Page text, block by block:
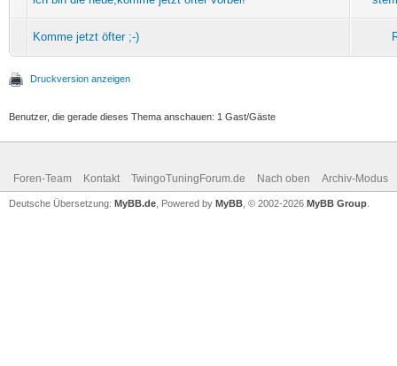
Komme jetzt öfter ;-)
Druckversion anzeigen
Benutzer, die gerade dieses Thema anschauen: 1 Gast/Gäste
Foren-Team Kontakt TwingoTuningForum.de Nach oben Archiv-Modus
Deutsche Übersetzung: MyBB.de , Powered by MyBB , © 2002-2026 MyBB Group